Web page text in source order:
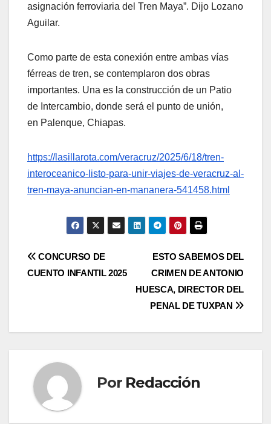
asignación ferroviaria del Tren Maya”. Dijo Lozano
Aguilar.
Como parte de esta conexión entre ambas vías
férreas de tren, se contemplaron dos obras
importantes. Una es la construcción de un Patio
de Intercambio, donde será el punto de unión,
en Palenque, Chiapas.
https://lasillarota.com/veracruz/2025/6/18/tren-
interoceanico-listo-para-unir-viajes-de-veracruz-al-
tren-maya-anuncian-en-mananera-541458.html
Navegación
ESTO SABEMOS DEL
CRIMEN DE ANTONIO
HUESCA, DIRECTOR DEL
PENAL DE TUXPAN
CONCURSO DE
CUENTO INFANTIL 2025
Por Redacción